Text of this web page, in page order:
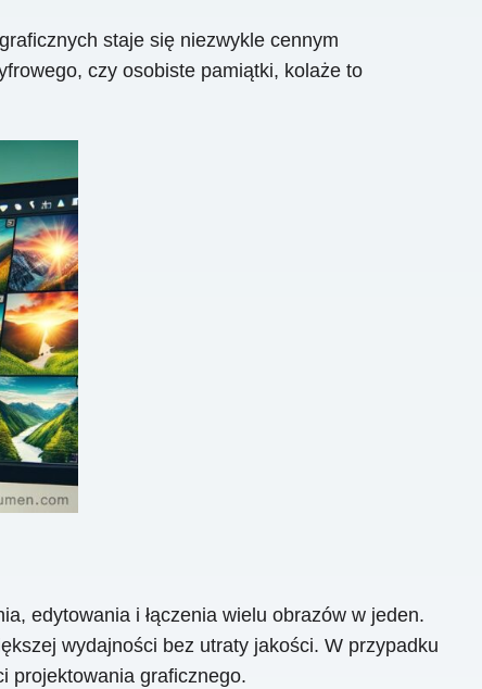
staje się niezwykle cennym
czy osobiste pamiątki, kolaże to
edytowania i łączenia wielu obrazów w jeden.
wydajności bez utraty jakości. W przypadku
projektowania graficznego.